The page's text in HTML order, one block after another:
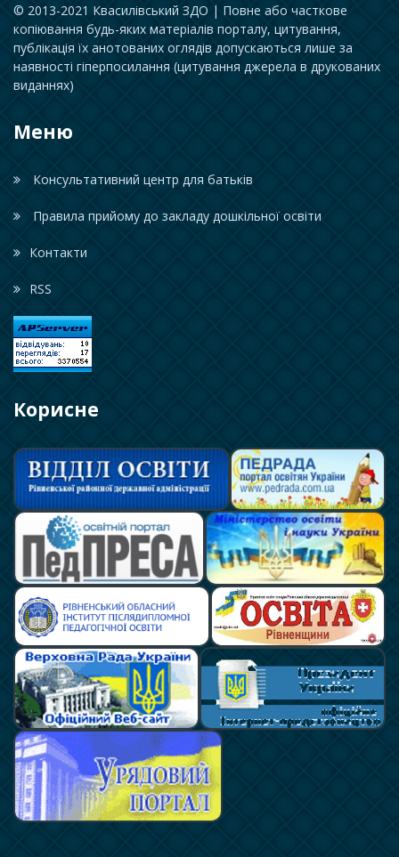
© 2013-2021 Квасилівський ЗДО | Повне або часткове
копіювання будь-яких матеріалів порталу, цитування,
публікація їх анотованих оглядів допускаються лише за
наявності гіперпосилання (цитування джерела в друкованих
виданнях)
Меню
Консультативний центр для батьків
Правила прийому до закладу дошкільної освіти
Контакти
RSS
Корисне